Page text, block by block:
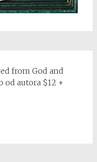
from God and
od autora $12 +